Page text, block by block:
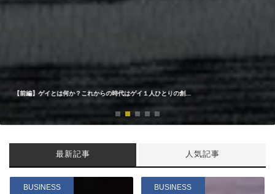
【前編】ゲイとは何か？これからの時代はゲイ１人ひとりの創...
最新記事 人気記事
BUSINESS BUSINESS